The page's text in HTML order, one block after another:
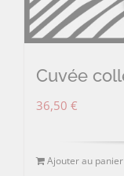
Cuvée
36,50 €
Ajouter au panier